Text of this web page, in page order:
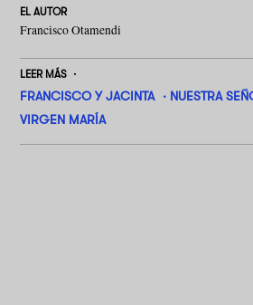
EL AUTOR
Francisco Otamendi
LEER MÁS
FRANCISCO Y JACINTA
NUESTRA
VIRGEN MARÍA